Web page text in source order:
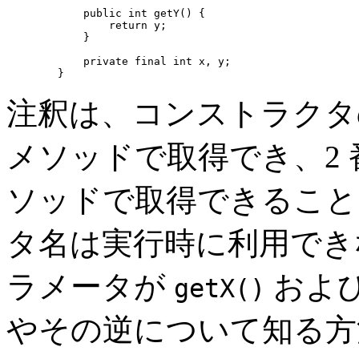
       public int getY() {
           return y;
       }
       private final int x, y;
注釈は、コンストラク
メソッドで取得でき、
ソッドで取得できるこ
タ名は実行時に利用で
ラメータが getX() およ
やその逆について知る